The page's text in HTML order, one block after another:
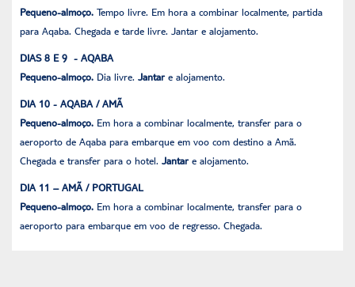
Pequeno-almoço. Tempo livre. Em hora a combinar localmente, partida
para Aqaba. Chegada e tarde livre. Jantar e alojamento.
DIAS 8 E 9 - AQABA
Pequeno-almoço. Dia livre. Jantare alojamento.
DIA 10 - AQABA / AMÃ
Pequeno-almoço. Em hora a combinar localmente, transfer para o
aeroporto de Aqaba para embarque em voo com destino a Amã.
Chegada e transfer para o hotel. Jantare alojamento.
DIA 11 – AMÃ / PORTUGAL
Pequeno-almoço. Em hora a combinar localmente, transfer para o
aeroporto para embarque em voo de regresso. Chegada.